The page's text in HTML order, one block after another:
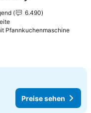
6.490
Pfannkuchenmaschine
Preise sehen